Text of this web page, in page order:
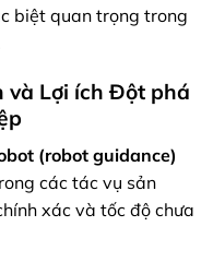
biệt quan trọng trong
và Lợi ích Đột phá
(robot guidance)
các tác vụ sản
xác và tốc độ chưa